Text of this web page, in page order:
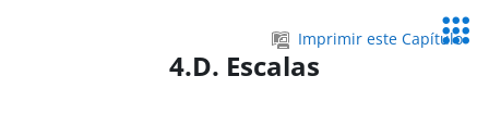
Imprimir este Capítulo
4.D. Escalas